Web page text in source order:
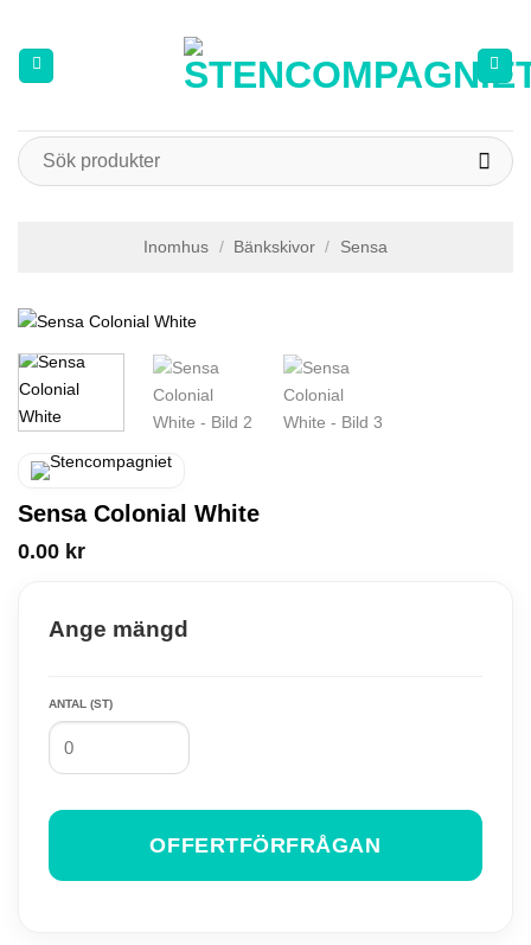
content
Sök
efter:
Inomhus / Bänkskivor / Sensa
Sensa Colonial White
0.00 kr
Ange mängd
ANTAL (ST)
OFFERTFÖRFRÅGAN